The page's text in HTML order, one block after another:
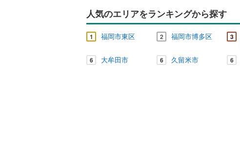
人気のエリアをランキングから探す
1 福岡市東区 2 福岡市博多区 3
6 大牟田市 6 久留米市 6